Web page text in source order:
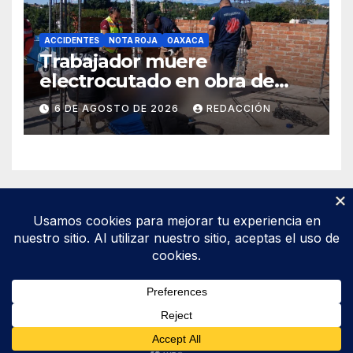
ACCIDENTES NOTA ROJA OAXACA
Trabajador muere
electrocutado en obra de
Soledad Etla; dos jóvenes
resultan gravemente
lesionados
6 DE AGOSTO DE 2026 REDACCIÓN
Funciona gracias a WordPress|Tema: Newsup de